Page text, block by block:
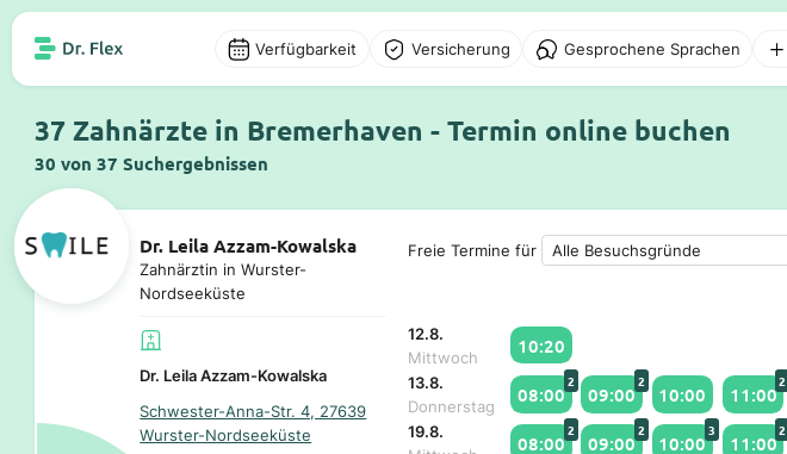
Verfügbarkeit Versicherung Gesprochene Sprachen
37 Zahnärzte in Bremerhaven - Termin online buchen
30 von 37 Suchergebnissen
Dr. Leila Azzam-Kowalska
Zahnärztin in Wurster-
Nordseeküste
Dr. Leila Azzam-Kowalska
Schwester-Anna-Str. 4, 27639
Wurster-Nordseeküste
Freie Termine für
12.8.
Mittwoch
10:20
13.8.
Donnerstag
08:00
2
09:00
2
10:00 11:00
2
19.8.
08:00
2
09:00
2
10:00
3
11:00
2